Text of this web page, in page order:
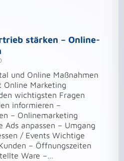
stärken – Online-
und Online Maßnahmen
Online Marketing
wichtigsten Fragen
informieren –
– Onlinemarketing
Ads anpassen – Umgang
/ Events Wichtige
– Öffnungszeiten
Ware –…